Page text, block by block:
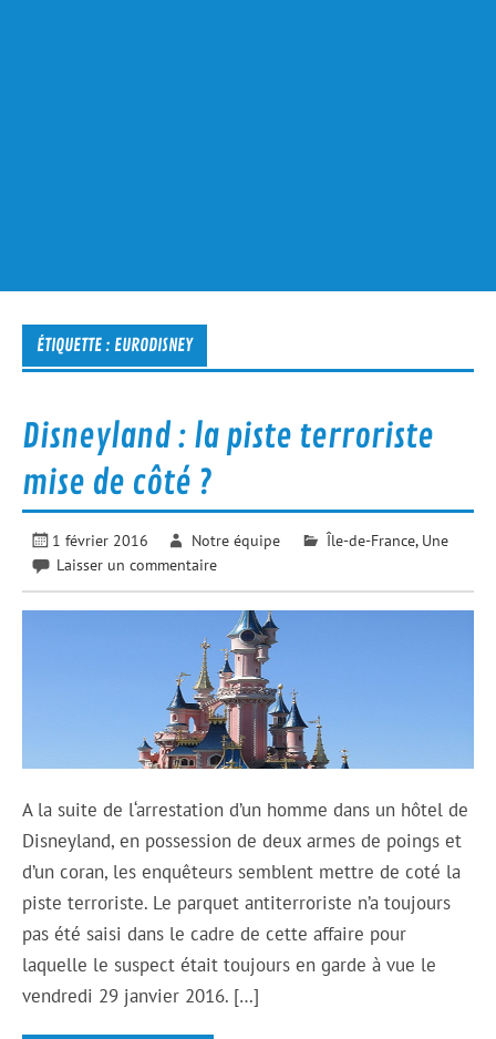
ÉTIQUETTE : EURODISNEY
Disneyland : la piste terroriste
mise de côté ?
1 février 2016 Notre équipe Île-de-France, Une
Laisser un commentaire
A la suite de l‘arrestation d’un homme dans un hôtel de
Disneyland, en possession de deux armes de poings et
d’un coran, les enquêteurs semblent mettre de coté la
piste terroriste. Le parquet antiterroriste n’a toujours
pas été saisi dans le cadre de cette affaire pour
laquelle le suspect était toujours en garde à vue le
vendredi 29 janvier 2016. […]